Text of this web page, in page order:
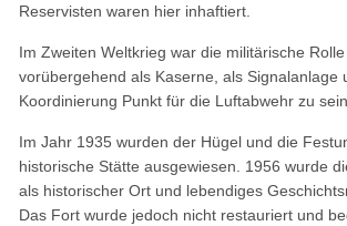
Reservisten waren hier inhaftiert.
Im Zweiten Weltkrieg war die militärische
vorübergehend als Kaserne, als Signalanlage
Koordinierung Punkt für die Luftabwehr zu
Im Jahr 1935 wurden der Hügel und die
historische Stätte ausgewiesen. 1956 wurde
als historischer Ort und lebendiges
Das Fort wurde jedoch nicht restauriert und